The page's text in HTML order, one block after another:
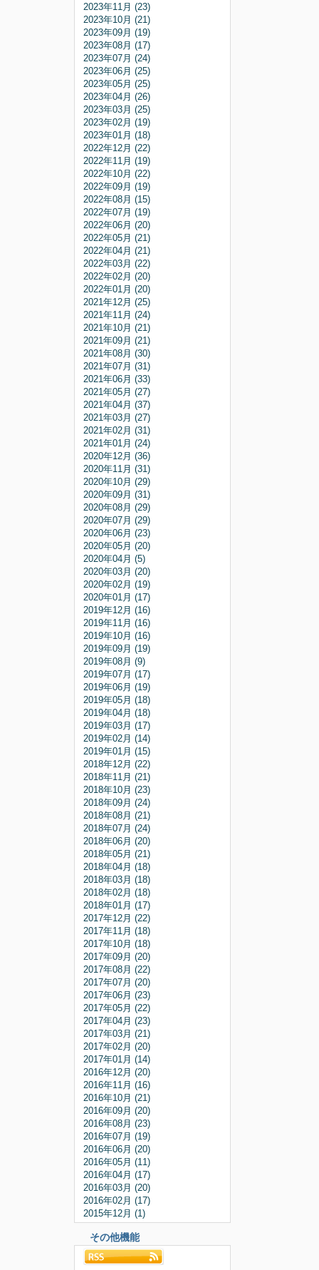
2023年11月 (23)
2023年10月 (21)
2023年09月 (19)
2023年08月 (17)
2023年07月 (24)
2023年06月 (25)
2023年05月 (25)
2023年04月 (26)
2023年03月 (25)
2023年02月 (19)
2023年01月 (18)
2022年12月 (22)
2022年11月 (19)
2022年10月 (22)
2022年09月 (19)
2022年08月 (15)
2022年07月 (19)
2022年06月 (20)
2022年05月 (21)
2022年04月 (21)
2022年03月 (22)
2022年02月 (20)
2022年01月 (20)
2021年12月 (25)
2021年11月 (24)
2021年10月 (21)
2021年09月 (21)
2021年08月 (30)
2021年07月 (31)
2021年06月 (33)
2021年05月 (27)
2021年04月 (37)
2021年03月 (27)
2021年02月 (31)
2021年01月 (24)
2020年12月 (36)
2020年11月 (31)
2020年10月 (29)
2020年09月 (31)
2020年08月 (29)
2020年07月 (29)
2020年06月 (23)
2020年05月 (20)
2020年04月 (5)
2020年03月 (20)
2020年02月 (19)
2020年01月 (17)
2019年12月 (16)
2019年11月 (16)
2019年10月 (16)
2019年09月 (19)
2019年08月 (9)
2019年07月 (17)
2019年06月 (19)
2019年05月 (18)
2019年04月 (18)
2019年03月 (17)
2019年02月 (14)
2019年01月 (15)
2018年12月 (22)
2018年11月 (21)
2018年10月 (23)
2018年09月 (24)
2018年08月 (21)
2018年07月 (24)
2018年06月 (20)
2018年05月 (21)
2018年04月 (18)
2018年03月 (18)
2018年02月 (18)
2018年01月 (17)
2017年12月 (22)
2017年11月 (18)
2017年10月 (18)
2017年09月 (20)
2017年08月 (22)
2017年07月 (20)
2017年06月 (23)
2017年05月 (22)
2017年04月 (23)
2017年03月 (21)
2017年02月 (20)
2017年01月 (14)
2016年12月 (20)
2016年11月 (16)
2016年10月 (21)
2016年09月 (20)
2016年08月 (23)
2016年07月 (19)
2016年06月 (20)
2016年05月 (11)
2016年04月 (17)
2016年03月 (20)
2016年02月 (17)
2015年12月 (1)
その他機能